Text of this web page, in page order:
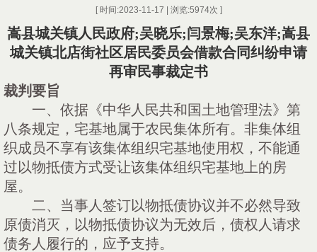
[ 时间:2023-11-17 | 浏览:5974次 ]
嵩县城关镇人民政府;吴晓乐;闫景梅;吴东洋;嵩县
城关镇北店街社区居民委员会借款合同纠纷申请
再审民事裁定书
裁判要旨
一、依据《中华人民共和国土地管理法》第
八条规定，宅基地属于农民集体所有。非集体组
织成员不享有该集体组织宅基地使用权，不能通
过以物抵债方式受让该集体组织宅基地上的房
屋。
二、当事人签订以物抵债协议并不必然导致
原债消灭，以物抵债协议为无效后，债权人请求
债务人履行的，应予支持。